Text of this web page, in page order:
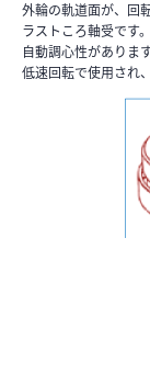
外輪の軌道面が、回
ラストころ軸受です。
自動調心性があります
低速回転で使用され